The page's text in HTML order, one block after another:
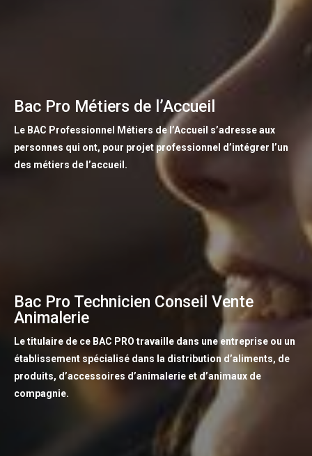
Bac Pro Métiers de l’Accueil
Le BAC Professionnel Métiers de l’Accueil s’adresse aux
personnes qui ont, pour projet professionnel d’intégrer l’un
des métiers de l’accueil.
Bac Pro Technicien Conseil Vente
Animalerie
Le titulaire de ce BAC PRO travaille dans une entreprise ou un
établissement spécialisé dans la distribution d’aliments, de
produits, d’accessoires d’animalerie et d’animaux de
compagnie.